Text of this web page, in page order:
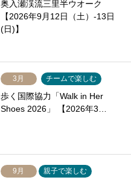
奥入瀬渓流三里半ウオーク
【2026年9月12日（土）-13日
(日)】
3月 チームで楽しむ
歩く国際協力「Walk in Her
Shoes 2026」 【2026年3…
9月 親子で楽しむ